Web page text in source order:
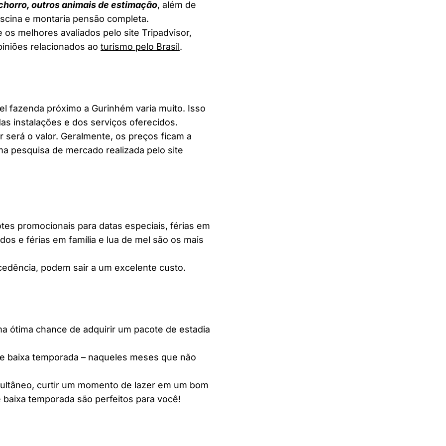
outros animais de estimação, além de
e montaria pensão completa.
melhores avaliados pelo site Tripadvisor,
relacionados ao turismo pelo Brasil.
fazenda próximo a Gurinhém varia muito. Isso
instalações e dos serviços oferecidos.
o valor. Geralmente, os preços ficam a
pesquisa de mercado realizada pelo site
promocionais para datas especiais, férias em
e férias em família e lua de mel são os mais
podem sair a um excelente custo.
ótima chance de adquirir um pacote de estadia
baixa temporada – naqueles meses que não
curtir um momento de lazer em um bom
temporada são perfeitos para você!